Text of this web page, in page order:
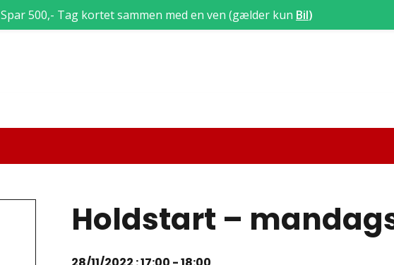
Holdstart –
Spar 500,- Tag kortet sammen med en ven (gælder kun Bil)